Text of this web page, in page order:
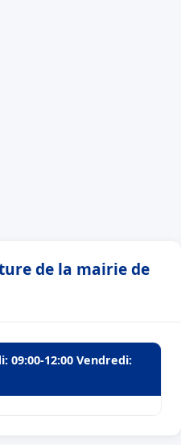
de la mairie de
09:00-12:00 Vendredi: